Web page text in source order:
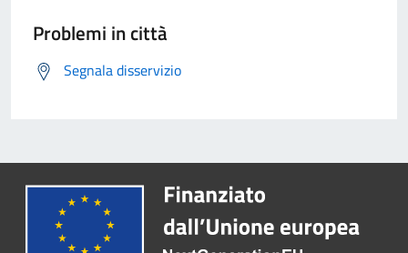
Problemi in città
Segnala disservizio